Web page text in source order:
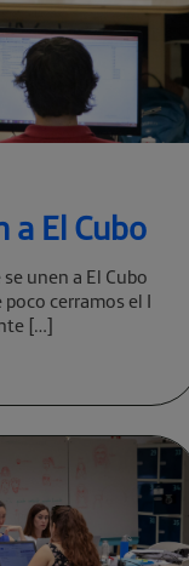
a El Cubo
unen a El Cubo
cerramos el I
[…]